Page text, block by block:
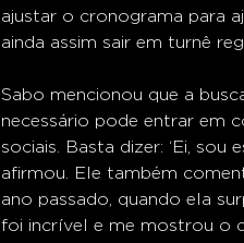
ajustar o cronograma para
ainda assim sair em turnê
Sabo mencionou que a
necessário pode entrar em
sociais. Basta dizer: ‘Ei,
afirmou. Ele também
ano passado, quando ela
foi incrível e me mostrou o